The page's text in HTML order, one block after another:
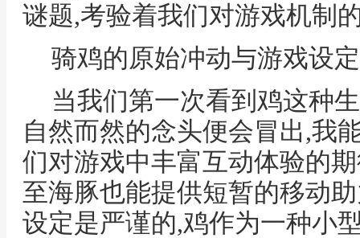
谜题,考验着我们对游戏机制
骑鸡的原始冲动与游戏设定
当我们第一次看到鸡这种
自然而然的念头便会冒出,我
们对游戏中丰富互动体验的
至海豚也能提供短暂的移动
设定是严谨的,鸡作为一种小